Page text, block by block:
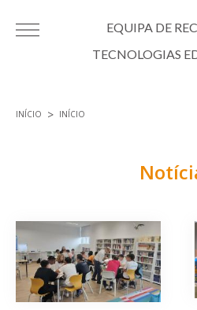
EQUIPA DE
TECNOLOGIAS
INÍCIO INÍCIO
Páginas